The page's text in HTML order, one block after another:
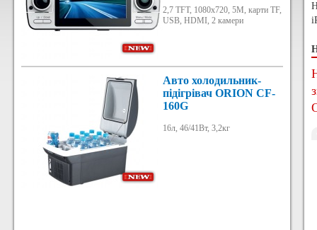
2,7 TFT, 1080х720, 5М, карти TF,
USB, HDMI, 2 камери
Авто холодильник-
підігрівач ORION CF-
160G
16л, 46/41Вт, 3,2кг